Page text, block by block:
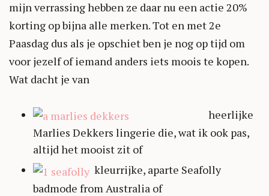
mijn verrassing hebben ze daar nu een actie 20%
korting op bijna alle merken. Tot en met 2e
Paasdag dus als je opschiet ben je nog op tijd om
voor jezelf of iemand anders iets moois te kopen.
Wat dacht je van
heerlijke
Marlies Dekkers lingerie die, wat ik ook pas,
altijd het mooist zit of
kleurrijke, aparte Seafolly
badmode from Australia of